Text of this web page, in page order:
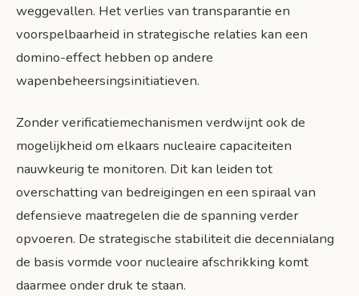
weggevallen. Het verlies van transparantie en
voorspelbaarheid in strategische relaties kan een
domino-effect hebben op andere
wapenbeheersingsinitiatieven.
Zonder verificatiemechanismen verdwijnt ook de
mogelijkheid om elkaars nucleaire capaciteiten
nauwkeurig te monitoren. Dit kan leiden tot
overschatting van bedreigingen en een spiraal van
defensieve maatregelen die de spanning verder
opvoeren. De strategische stabiliteit die decennialang
de basis vormde voor nucleaire afschrikking komt
daarmee onder druk te staan.